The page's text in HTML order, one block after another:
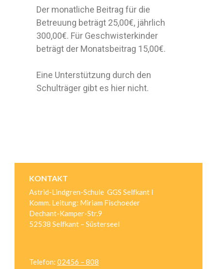
Der monatliche Beitrag für die
Betreuung beträgt 25,00€, jährlich
300,00€. Für Geschwisterkinder
beträgt der Monatsbeitrag 15,00€.
Eine Unterstützung durch den
Schulträger gibt es hier nicht.
KONTAKT
Astrid-Lindgren-Schule GGS Selfkant I
Komm. Leitung: Miriam Fischoeder
Dechant-Kamper-Str.9
52538 Selfkant – Süsterseel
Telefon: 02456 – 808